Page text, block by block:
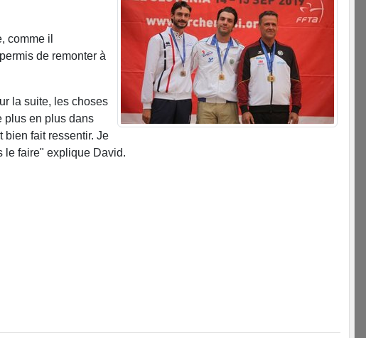
comme il
de remonter à
la suite, les choses
plus en plus dans
bien fait ressentir. Je
le faire" explique David.